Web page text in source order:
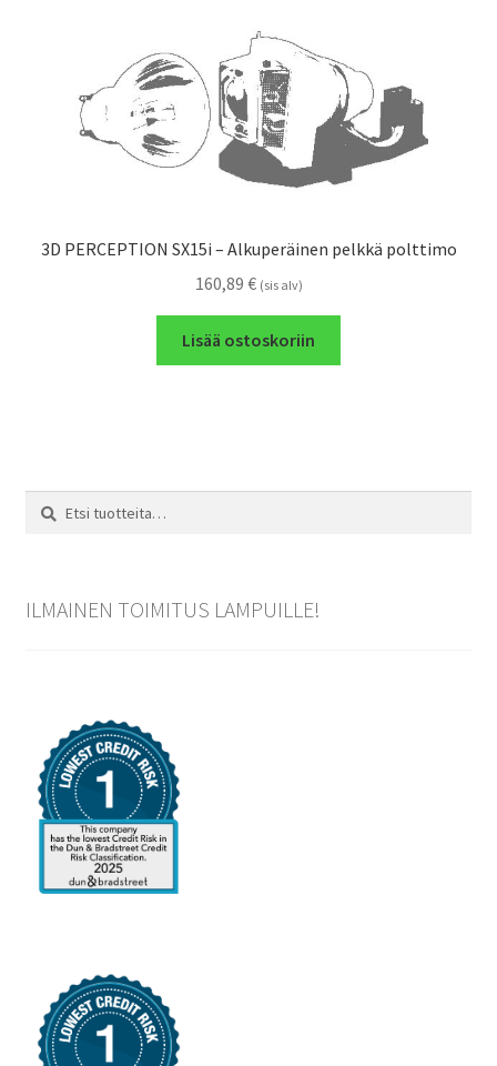
3D PERCEPTION SX15i – Alkuperäinen pelkkä polttimo
160,89 € (sis alv)
Lisää ostoskoriin
Etsi:
Haku
ILMAINEN TOIMITUS LAMPUILLE!